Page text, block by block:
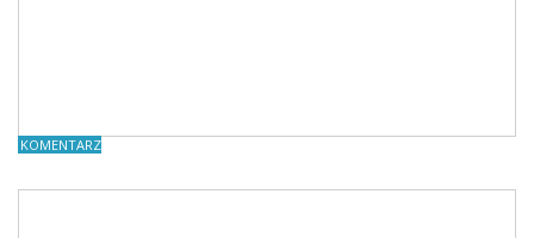
KOMENTARZE